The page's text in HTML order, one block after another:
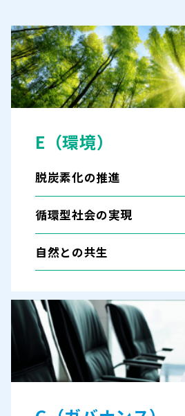
E（環境）
脱炭素化の推進
循環型社会の実現
自然との共生